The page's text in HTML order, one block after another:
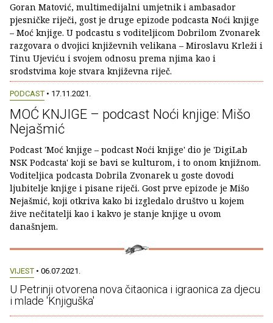
Goran Matović, multimedijalni umjetnik i ambasador
pjesničke riječi, gost je druge epizode podcasta Noći knjige
– Moć knjige. U podcastu s voditeljicom Dobrilom Zvonarek
razgovara o dvojici književnih velikana – Miroslavu Krleži i
Tinu Ujeviću i svojem odnosu prema njima kao i
srodstvima koje stvara književna riječ.
PODCAST • 17.11.2021.
MOĆ KNJIGE – podcast Noći knjige: Mišo
Nejašmić
Podcast 'Moć knjige – podcast Noći knjige' dio je 'DigiLab
NSK Podcasta' koji se bavi se kulturom, i to onom knjižnom.
Voditeljica podcasta Dobrila Zvonarek u goste dovodi
ljubitelje knjige i pisane riječi. Gost prve epizode je Mišo
Nejašmić, koji otkriva kako bi izgledalo društvo u kojem
žive nečitatelji kao i kakvo je stanje knjige u ovom
današnjem.
VIJEST • 06.07.2021.
U Petrinji otvorena nova čitaonica i igraonica za djecu
i mlade 'Knjiguška'